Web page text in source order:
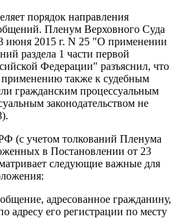
порядок направления
Пленум Верховного Суда
июня 2015 г. N 25 "О применении
раздела 1 части первой
Федерации" разъяснил, что
также к судебным
гражданским процессуальным
законодательством не
(с учетом толкований Пленума
в Постановлении от 23
следующие важные для
адресованное гражданину,
адресу его регистрации по месту